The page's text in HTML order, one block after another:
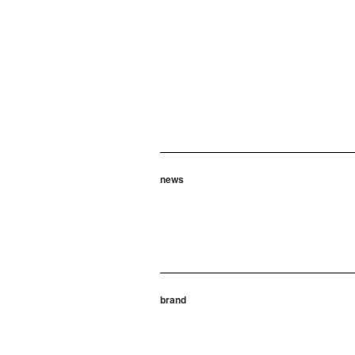
news
brand